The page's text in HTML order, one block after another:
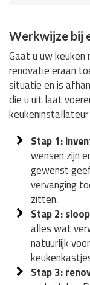
Werkwijze bij
Gaat u uw keuken
renovatie eraan
situatie en is
die u uit laat
Stap 1:
wensen zijn
gewenst
vervanging
zitten.
Stap 2:
alles wat
natuurlijk
Stap 3: